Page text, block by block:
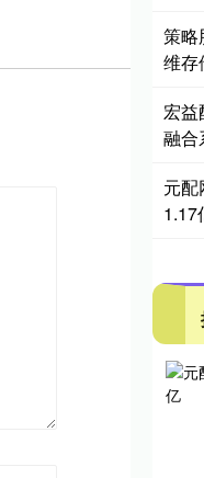
策略
维存
宏益
融合
元
1.17